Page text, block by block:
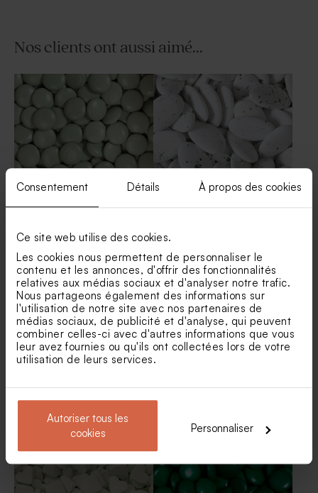
Consentement Détails À propos des cookies
Ce site web utilise des cookies.
Les cookies nous permettent de personnaliser le
contenu et les annonces, d'offrir des fonctionnalités
relatives aux médias sociaux et d'analyser notre trafic.
Nous partageons également des informations sur
l'utilisation de notre site avec nos partenaires de
médias sociaux, de publicité et d'analyse, qui peuvent
combiner celles-ci avec d'autres informations que vous
leur avez fournies ou qu'ils ont collectées lors de votre
utilisation de leurs services.
Autoriser tous les
cookies
Personnaliser
Etui à dragées communion
petites fleurs
Etui à dragées chic avec
pompon
Nos clients ont aussi aimé...
vert eucalyptus 1 kg (± 1120
vert 1 kg (± 240 ex)
marbré vert 1 kg (± 1120 ex)
Nouveautés